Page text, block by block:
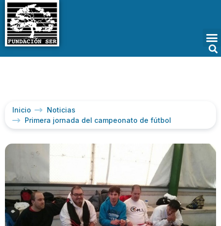
Inicio
Noticias
Primera jornada del campeonato de fútbol